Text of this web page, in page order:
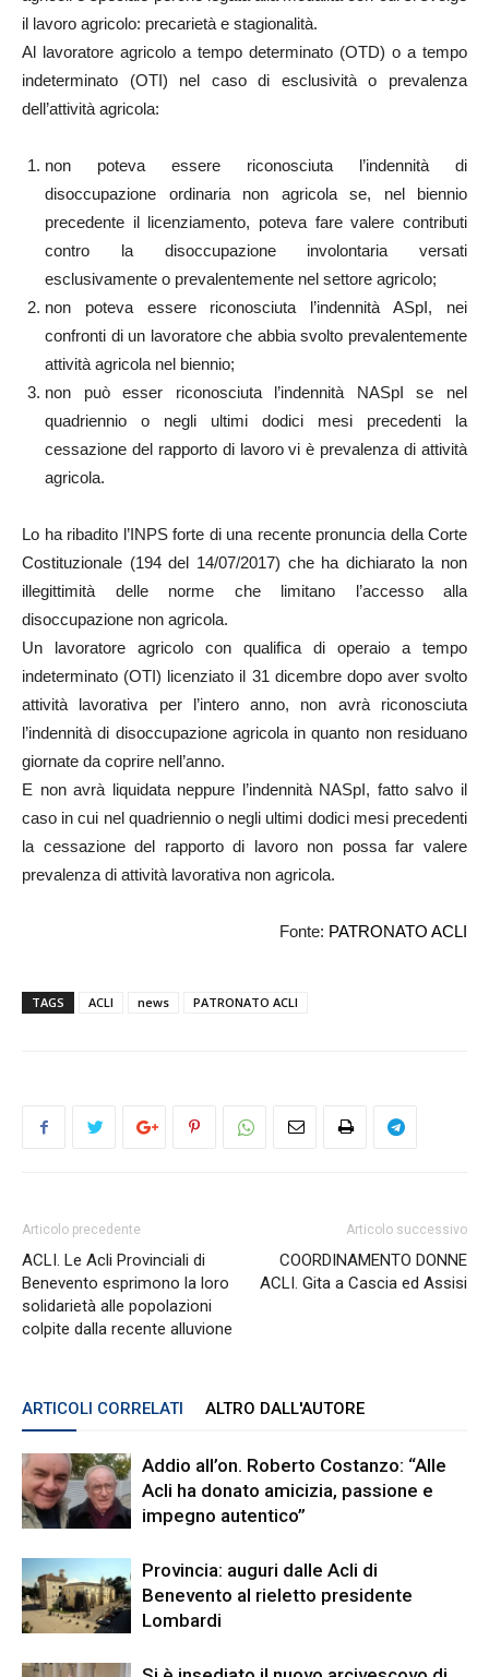
il lavoro agricolo: precarietà e stagionalità.
Al lavoratore agricolo a tempo determinato (OTD) o a tempo
indeterminato (OTI) nel caso di esclusività o prevalenza
dell’attività agricola:
non poteva essere riconosciuta l’indennità di
disoccupazione ordinaria non agricola se, nel biennio
precedente il licenziamento, poteva fare valere contributi
contro la disoccupazione involontaria versati
esclusivamente o prevalentemente nel settore agricolo;
non poteva essere riconosciuta l’indennità ASpI, nei
confronti di un lavoratore che abbia svolto prevalentemente
attività agricola nel biennio;
non può esser riconosciuta l’indennità NASpI se nel
quadriennio o negli ultimi dodici mesi precedenti la
cessazione del rapporto di lavoro vi è prevalenza di attività
agricola.
Lo ha ribadito l’INPS forte di una recente pronuncia della Corte
Costituzionale (194 del 14/07/2017) che ha dichiarato la non
illegittimità delle norme che limitano l’accesso alla
disoccupazione non agricola.
Un lavoratore agricolo con qualifica di operaio a tempo
indeterminato (OTI) licenziato il 31 dicembre dopo aver svolto
attività lavorativa per l’intero anno, non avrà riconosciuta
l’indennità di disoccupazione agricola in quanto non residuano
giornate da coprire nell’anno.
E non avrà liquidata neppure l’indennità NASpI, fatto salvo il
caso in cui nel quadriennio o negli ultimi dodici mesi precedenti
la cessazione del rapporto di lavoro non possa far valere
prevalenza di attività lavorativa non agricola.
Fonte: PATRONATO ACLI
TAGS ACLI news PATRONATO ACLI
Articolo precedente
ACLI. Le Acli Provinciali di
Benevento esprimono la loro
solidarietà alle popolazioni
colpite dalla recente alluvione
Articolo successivo
COORDINAMENTO DONNE
ACLI. Gita a Cascia ed Assisi
ARTICOLI CORRELATI ALTRO DALL'AUTORE
Addio all’on. Roberto Costanzo: “Alle
Acli ha donato amicizia, passione e
impegno autentico”
Provincia: auguri dalle Acli di
Benevento al rieletto presidente
Lombardi